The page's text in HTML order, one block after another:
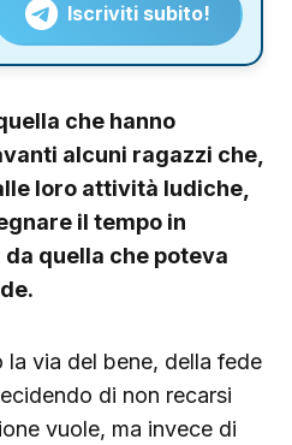
Iscriviti subito!
che hanno
alcuni ragazzi che,
loro attività ludiche,
il tempo in
quella che poteva
la via del bene, della fede
di non recarsi
vuole, ma invece di